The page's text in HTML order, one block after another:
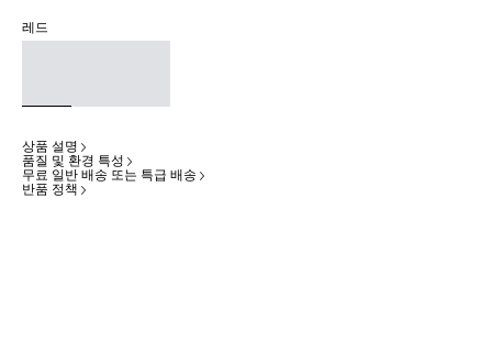
레드
상품 설명
품질 및 환경 특성
무료 일반 배송 또는 특급 배송
반품 정책